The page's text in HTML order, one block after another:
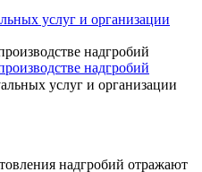
услуг и организации
надгробий
услуг и организации
надгробий отражают